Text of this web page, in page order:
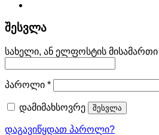
შესვლა
სახელი, ან ელფოსტის მისამართი
პაროლი *სავალდებულო
დამიმახსოვრე შესვლა
დაგავიწყდათ პაროლი?